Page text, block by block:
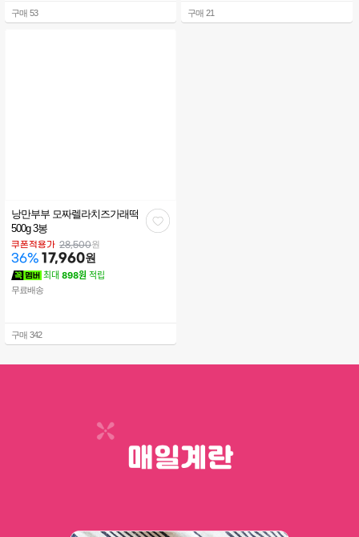
구매 53 구매 21
낭만부부 모짜렐라치즈가래떡
500g 3봉
쿠폰적용가 28,500원
36% 17,960원
최대 898원 적립
무료배송
구매 342
관